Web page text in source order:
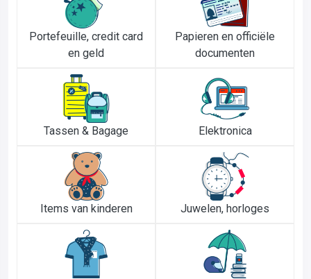
Portefeuille, credit card
en geld
Papieren en officiële
documenten
Tassen & Bagage Elektronica
Items van kinderen Juwelen, horloges